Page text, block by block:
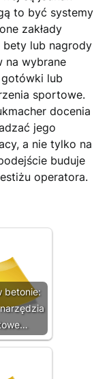
to być systemy
zakłady
bety lub nagrody
na wybrane
lub
sportowe.
docenia
jego
a nie tylko na
buduje
operatora.
betonie: